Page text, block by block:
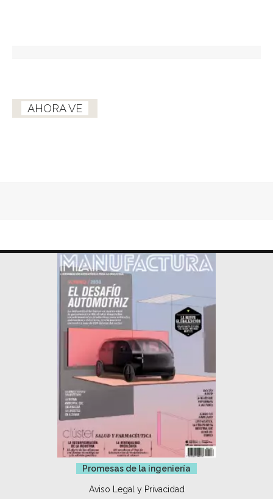
AHORA VE
Promesas de la ingeniería
Aviso Legal y Privacidad